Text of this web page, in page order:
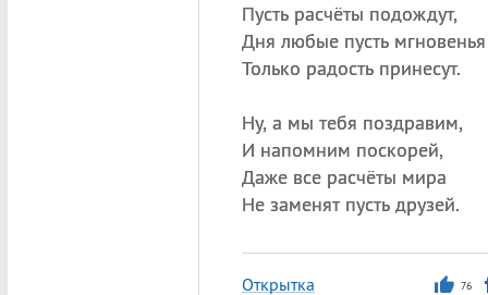
Пусть расчёты подождут,
Дня любые пусть мгновенья
Только радость принесут.
Ну, а мы тебя поздравим,
И напомним поскорей,
Даже все расчёты мира
Не заменят пусть друзей.
Открытка 76